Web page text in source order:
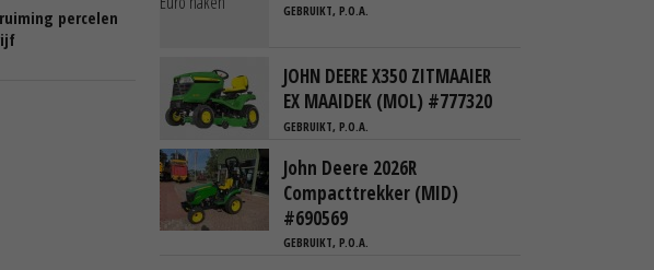
percelen
GEBRUIKT, P.O.A.
JOHN DEERE X350 ZITMAAIER
EX MAAIDEK (MOL) #777320
GEBRUIKT, P.O.A.
John Deere 2026R
Compacttrekker (MID)
#690569
GEBRUIKT, P.O.A.